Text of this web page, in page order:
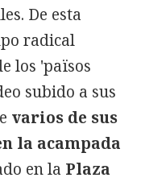
De esta
radical
los 'països
subido a sus
varios de sus
la acampada
en la Plaza